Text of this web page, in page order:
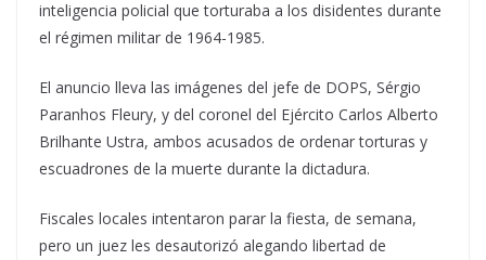
inteligencia policial que torturaba a los disidentes durante
el régimen militar de 1964-1985.
El anuncio lleva las imágenes del jefe de DOPS, Sérgio
Paranhos Fleury, y del coronel del Ejército Carlos Alberto
Brilhante Ustra, ambos acusados de ordenar torturas y
escuadrones de la muerte durante la dictadura.
Fiscales locales intentaron parar la fiesta, de semana,
pero un juez les desautorizó alegando libertad de